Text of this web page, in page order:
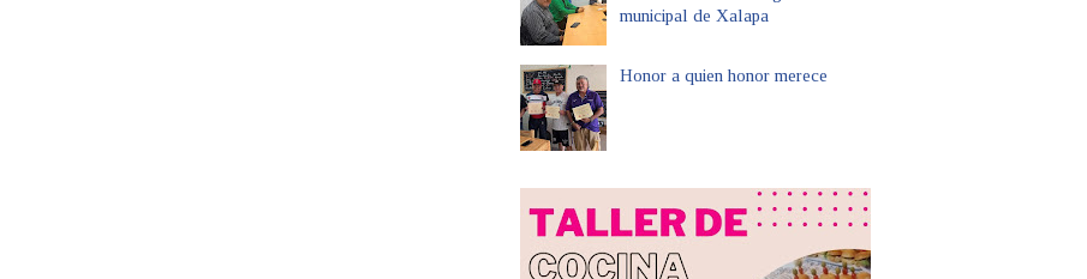
municipal de Xalapa
Honor a quien honor merece